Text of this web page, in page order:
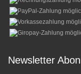
Newsletter